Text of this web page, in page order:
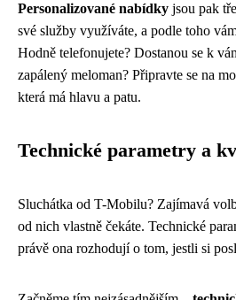
Personalizované nabídky jsou pak
své služby využíváte, a podle toho
Hodně telefonujete? Dostanou se k
zapálený meloman? Připravte se na
která má hlavu a patu.
Technické parametry a
Sluchátka od T-Mobilu? Zajímavá
od nich vlastně čekáte. Technické
právě ona rozhodují o tom, jestli si